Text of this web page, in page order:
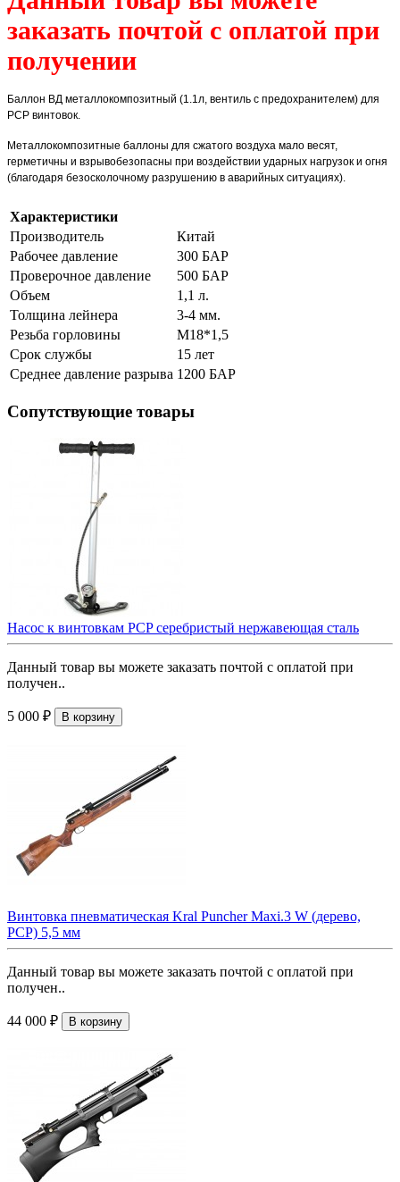
заказать почтой с оплатой при
получении
Баллон ВД металлокомпозитный (1.1л, вентиль с предохранителем) для
PCP винтовок.
Металлокомпозитные баллоны для сжатого воздуха мало весят,
герметичны и взрывобезопасны при воздействии ударных нагрузок и огня
(благодаря безосколочному разрушению в аварийных ситуациях).
Характеристики
Производитель
Китай
Рабочее давление
300 БАР
Проверочное давление
500 БАР
Объем
1,1 л.
Толщина лейнера
3-4 мм.
Резьба горловины
М18*1,5
Срок службы
15 лет
Среднее давление разрыва 1200 БАР
Сопутствующие товары
Насос к винтовкам PCP серебристый нержавеющая сталь
Данный товар вы можете заказать почтой с оплатой при
получен..
5 000 ₽ В корзину
Винтовка пневматическая Kral Puncher Maxi.3 W (дерево,
PCP) 5,5 мм
Данный товар вы можете заказать почтой с оплатой при
получен..
44 000 ₽ В корзину